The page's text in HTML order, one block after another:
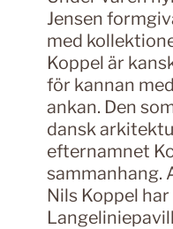
Jensen
med
Koppel är
för kannan
ankan. Den
dansk
efternamnet
sammanhang.
Nils Koppel